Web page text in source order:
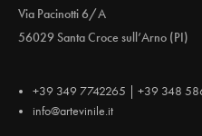
Via Pacinotti 6/A
56029 Santa Croce sull’Arno (PI)
+39 349 7742265 | +39 348
info@artevinile.it